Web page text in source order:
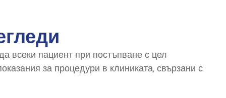
всеки пациент при постъпване с цел
за процедури в клиниката, свързани с